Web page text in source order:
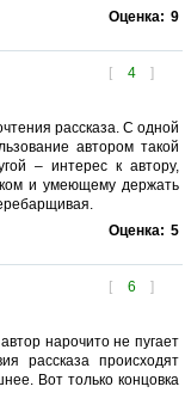
Оценка: 9
[ 4 ]
рассказа. С одной
автором такой
– интерес к автору,
и умеющему держать
Оценка: 5
[ 6 ]
нарочито не пугает
рассказа происходят
Вот только концовка